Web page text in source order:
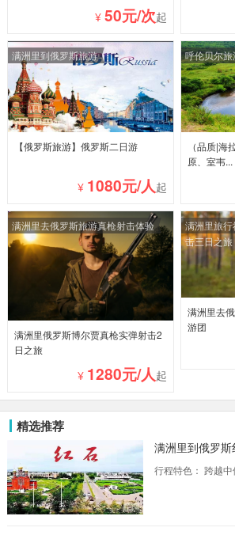
¥ 50元/次起
满洲里到俄罗斯旅游
【俄罗斯旅游】俄罗斯二日游
¥ 1080元/人 起
呼伦贝尔
（品质|海
原、室韦...
满洲里去俄罗斯旅游真枪射击体验
满洲里俄罗斯博尔贾真枪实弹射击2
日之旅
¥ 1280元/人起
满洲里旅
击三日之旅
满洲里去
游团
精选推荐
满洲里到俄罗
行程特色： 跨越中俄边境体验传统俄罗斯民族
步异域小镇感受